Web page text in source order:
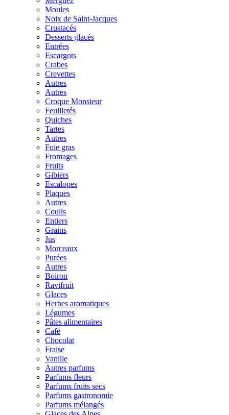
Moules
Noix de Saint-Jacques
Crustacés
Desserts glacés
Entrées
Escargots
Crabes
Crevettes
Autres
Autres
Croque Monsieur
Feuilletés
Quiches
Tartes
Autres
Foie gras
Fromages
Fruits
Gibiers
Escalopes
Plaques
Autres
Coulis
Entiers
Grains
Jus
Morceaux
Purées
Autres
Boiron
Ravifruit
Glaces
Herbes aromatiques
Légumes
Pâtes alimentaires
Café
Chocolat
Fraise
Vanille
Autres parfums
Parfums fleurs
Parfums fruits secs
Parfums gastronomie
Parfums mélangés